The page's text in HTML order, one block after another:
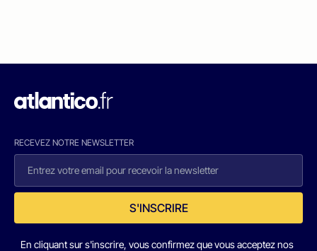
RECEVEZ NOTRE NEWSLETTER
S'INSCRIRE
En cliquant sur s'inscrire, vous confirmez que vous acceptez nos